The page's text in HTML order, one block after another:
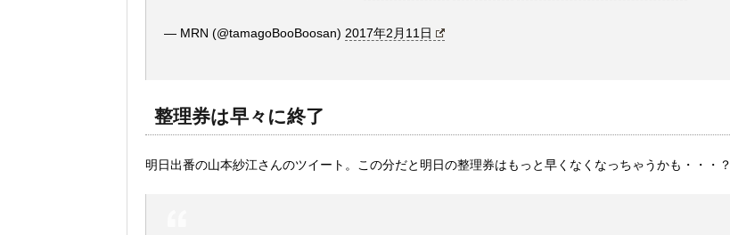
— MRN (@tamagoBooBoosan) 2017年2月11日
整理券は早々に終了
明日出番の山本紗江さんのツイート。この分だと明日の整理券はもっと早くなくなっちゃうかも・・・？